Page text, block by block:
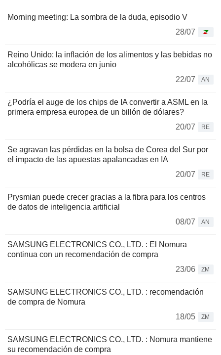
Morning meeting: La sombra de la duda, episodio V
28/07
Reino Unido: la inflación de los alimentos y las bebidas no
alcohólicas se modera en junio
22/07
AN
¿Podría el auge de los chips de IA convertir a ASML en la
primera empresa europea de un billón de dólares?
20/07
RE
Se agravan las pérdidas en la bolsa de Corea del Sur por
el impacto de las apuestas apalancadas en IA
20/07
RE
Prysmian puede crecer gracias a la fibra para los centros
de datos de inteligencia artificial
08/07
AN
SAMSUNG ELECTRONICS CO., LTD. : El Nomura
continua con un recomendación de compra
23/06
ZM
SAMSUNG ELECTRONICS CO., LTD. : recomendación
de compra de Nomura
18/05
ZM
SAMSUNG ELECTRONICS CO., LTD. : Nomura mantiene
su recomendación de compra